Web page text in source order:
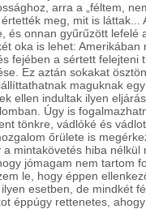
arra a „féltem,
meg, mit is láttak...
és onnan gyűrűzött lefelé
oka is lehet:
fejében a sértett felejteni
Ez aztán sokakat
maguknak
ellen indultak ilyen
Úgy is
tönkre, vádlóké és
őrülete is
a mintakövetés hiba
jómagam nem tartom
le, hogy éppen
esetben, de mindkét
éppúgy rettenetes,